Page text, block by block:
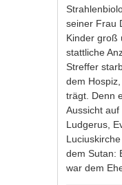
seiner Frau
Kinder groß
stattliche
Streffer
dem
trägt. Denn
Aussicht
Ludgerus,
dem Sutan:
war dem